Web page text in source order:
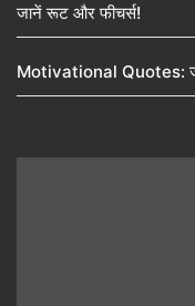
जानें रूट और फीचर्स!
Motivational Quotes: